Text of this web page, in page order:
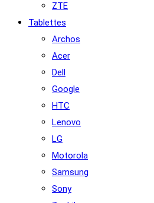
ZTE
Tablettes
Archos
Acer
Dell
Google
HTC
Lenovo
LG
Motorola
Samsung
Sony